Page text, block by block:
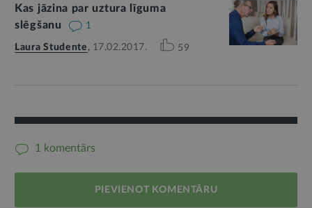
Kas jāzina par uztura līguma
slēgšanu
1
Laura Studente , 17.02.2017. 59
1 komentārs
PIEVIENOT KOMENTĀRU